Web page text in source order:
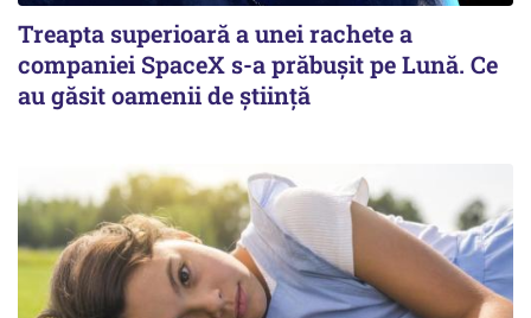
Treapta superioară a unei rachete a
companiei SpaceX s-a prăbușit pe Lună. Ce
au găsit oamenii de știință